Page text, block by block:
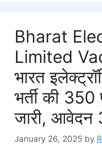
Bharat
Limited
भारत
भर्ती की 350
जारी, आवेदन
January 26, 2025 by